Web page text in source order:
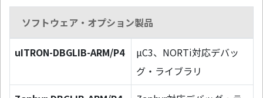
ソフトウェア・オプション製品
uITRON-DBGLIB-ARM/P4
µC3、NORTi対応デバッ
グ・ライブラリ